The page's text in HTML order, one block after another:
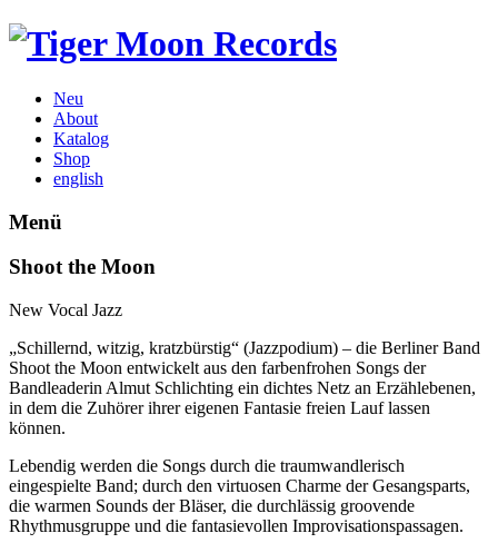
Neu
About
Katalog
Shop
english
Menü
Shoot the Moon
New Vocal Jazz
„Schillernd, witzig, kratzbürstig“ (Jazzpodium) – die Berliner Band
Shoot the Moon entwickelt aus den farbenfrohen Songs der
Bandleaderin Almut Schlichting ein dichtes Netz an Erzählebenen,
in dem die Zuhörer ihrer eigenen Fantasie freien Lauf lassen
können.
Lebendig werden die Songs durch die traumwandlerisch
eingespielte Band; durch den virtuosen Charme der Gesangsparts,
die warmen Sounds der Bläser, die durchlässig groovende
Rhythmusgruppe und die fantasievollen Improvisationspassagen.